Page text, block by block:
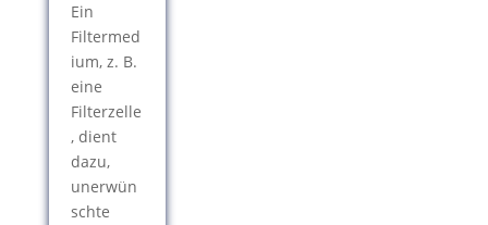
Ein
Filtermed
ium, z. B.
eine
Filterzelle
, dient
dazu,
unerwün
schte